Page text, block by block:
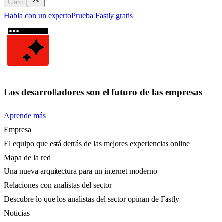
Claro
Habla con un expertoPrueba Fastly gratis
Los desarrolladores son el futuro de las empresas
Aprende más
Empresa
El equipo que está detrás de las mejores experiencias online
Mapa de la red
Una nueva arquitectura para un internet moderno
Relaciones con analistas del sector
Descubre lo que los analistas del sector opinan de Fastly
Noticias